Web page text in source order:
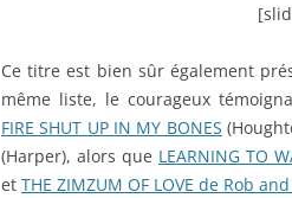
Ce titre est bien sûr également
même liste, le courageux
FIRE SHUT UP IN MY BONES
(Harper), alors que LEARNING TO
et THE ZIMZUM OF LOVE de Rob